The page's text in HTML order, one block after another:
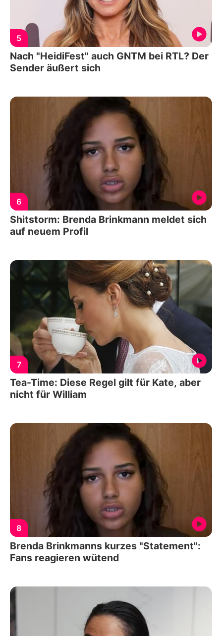
5
Nach "HeidiFest" auch GNTM bei RTL? Der
Sender äußert sich
6
Shitstorm: Brenda Brinkmann meldet sich
auf neuem Profil
7
Tea-Time: Diese Regel gilt für Kate, aber
nicht für William
8
Brenda Brinkmanns kurzes "Statement":
Fans reagieren wütend